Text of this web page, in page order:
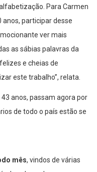
Para Carmen
anos, participar desse
ver mais
as sábias palavras da
e cheias de
este trabalho”, relata.
anos, passam agora por
de todo o país estão se
mês, vindos de várias